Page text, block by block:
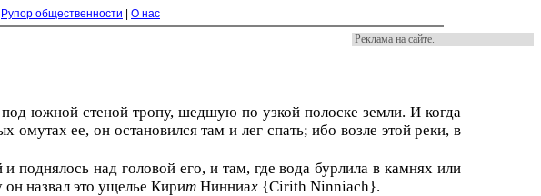
Рупор общественности
О нас
Реклама на сайте.
южной стеной тропу, шедшую по узкой полоске земли. И когда
омутах ее, он остановился там и лег спать; ибо возле этой реки, в
поднялось над головой его, и там, где вода бурлила в камнях или
назвал это ущелье Кирит Нинниах {Cirith Ninniach}.